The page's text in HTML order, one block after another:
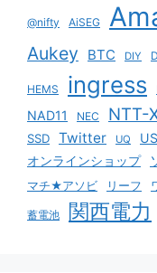
@nifty AiSEG
Aukey BTC DIY
HEMS ingress
NAD11 NEC NTT-
SSD Twitter UQ
オンラインショップ
マチ★アソビ リーフ
蓄電池 関西電力